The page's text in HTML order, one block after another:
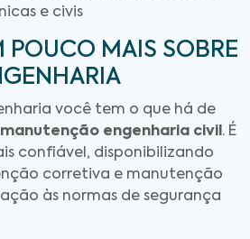
e civis
POUCO MAIS SOBRE
você tem o que há de
manutenção engenharia civil. É
confiável, disponibilizando
corretiva e manutenção
às normas de segurança